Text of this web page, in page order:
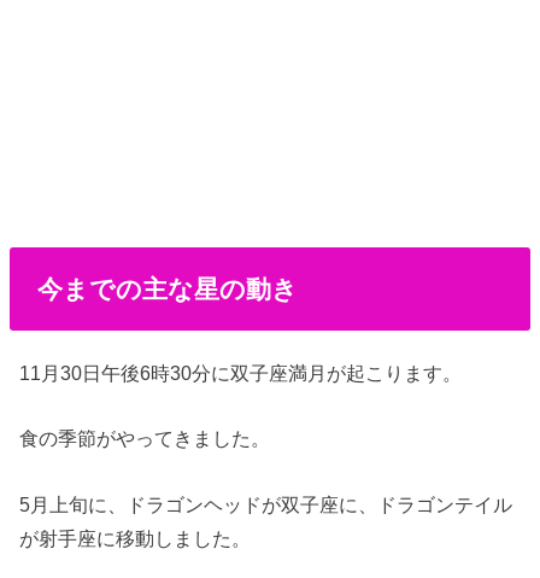
今までの主な星の動き
11月30日午後6時30分に双子座満月が起こります。
食の季節がやってきました。
5月上旬に、ドラゴンヘッドが双子座に、ドラゴンテイル
が射手座に移動しました。